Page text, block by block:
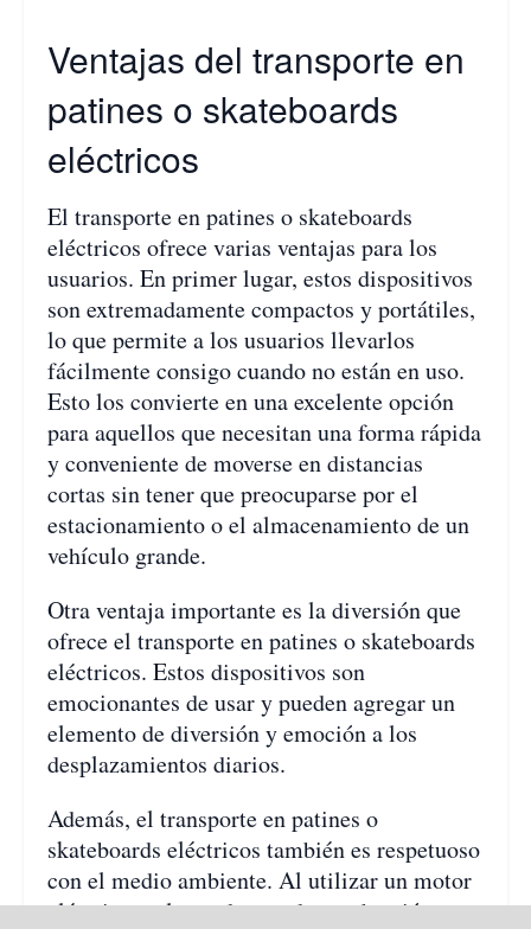
Ventajas del transporte en
patines o skateboards
eléctricos
El transporte en patines o skateboards
eléctricos ofrece varias ventajas para los
usuarios. En primer lugar, estos dispositivos
son extremadamente compactos y portátiles,
lo que permite a los usuarios llevarlos
fácilmente consigo cuando no están en uso.
Esto los convierte en una excelente opción
para aquellos que necesitan una forma rápida
y conveniente de moverse en distancias
cortas sin tener que preocuparse por el
estacionamiento o el almacenamiento de un
vehículo grande.
Otra ventaja importante es la diversión que
ofrece el transporte en patines o skateboards
eléctricos. Estos dispositivos son
emocionantes de usar y pueden agregar un
elemento de diversión y emoción a los
desplazamientos diarios.
Además, el transporte en patines o
skateboards eléctricos también es respetuoso
con el medio ambiente. Al utilizar un motor
eléctrico en lugar de uno de combustión